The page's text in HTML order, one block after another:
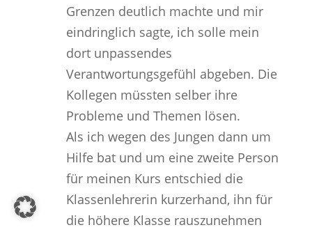
Grenzen deutlich machte und mir
eindringlich sagte, ich solle mein
dort unpassendes
Verantwortungsgefühl abgeben. Die
Kollegen müssten selber ihre
Probleme und Themen lösen.
Als ich wegen des Jungen dann um
Hilfe bat und um eine zweite Person
für meinen Kurs entschied die
Klassenlehrerin kurzerhand, ihn für
die höhere Klasse rauszunehmen